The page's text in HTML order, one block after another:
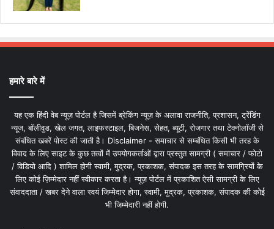
हमारे बारे में
यह एक हिंदी वेब न्यूज़ पोर्टल है जिसमें ब्रेकिंग न्यूज़ के अलावा राजनीति, प्रशासन, ट्रेंडिंग
न्यूज, बॉलीवुड, खेल जगत, लाइफस्टाइल, बिजनेस, सेहत, ब्यूटी, रोजगार तथा टेक्नोलॉजी से
संबंधित खबरें पोस्ट की जाती है। Disclaimer - समाचार से सम्बंधित किसी भी तरह के
विवाद के लिए साइट के कुछ तत्वों में उपयोगकर्ताओं द्वारा प्रस्तुत सामग्री ( समाचार / फोटो
/ विडियो आदि ) शामिल होगी स्वामी, मुद्रक, प्रकाशक, संपादक इस तरह के सामग्रियों के
लिए कोई ज़िम्मेदार नहीं स्वीकार करता है। न्यूज़ पोर्टल में प्रकाशित ऐसी सामग्री के लिए
संवाददाता / खबर देने वाला स्वयं जिम्मेदार होगा, स्वामी, मुद्रक, प्रकाशक, संपादक की कोई
भी जिम्मेदारी नहीं होगी.